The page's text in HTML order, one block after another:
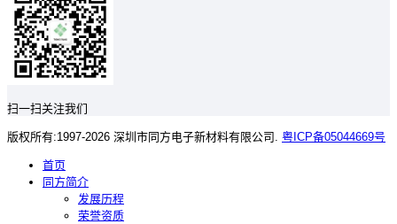
扫一扫关注我们
版权所有:1997-2026 深圳市同方电子新材料有限公司. 粤ICP备05044669号
首页
同方简介
发展历程
荣誉资质